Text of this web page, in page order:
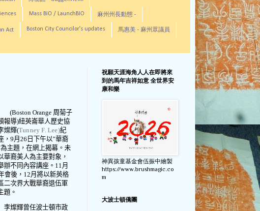
Mass BIO / LaunchBIO 麻州州長動態 -
Act Boston City Councilor's updates 馬惠美 - 麻州眾議員
Orange 周菊子
報導)紐英崙華人歷史協
燦輝(Tunney F. Lee)紀
， 9月 26 日下午以”華裔
為主題，在網上揭幕。未
華裔美人為主要對象，
辦不同內容講座。 11月
會後， 12月將以新英格
二次界大戰華裔退伍軍
題。
李燦輝曾任波士頓市政
祝願天涯海角人人在即將來
到的馬年吉祥如意 全世界安
康和樂
神異孩童基金會伍振中繪製
https://www.brushmagic.co
m
大波士頓僑團